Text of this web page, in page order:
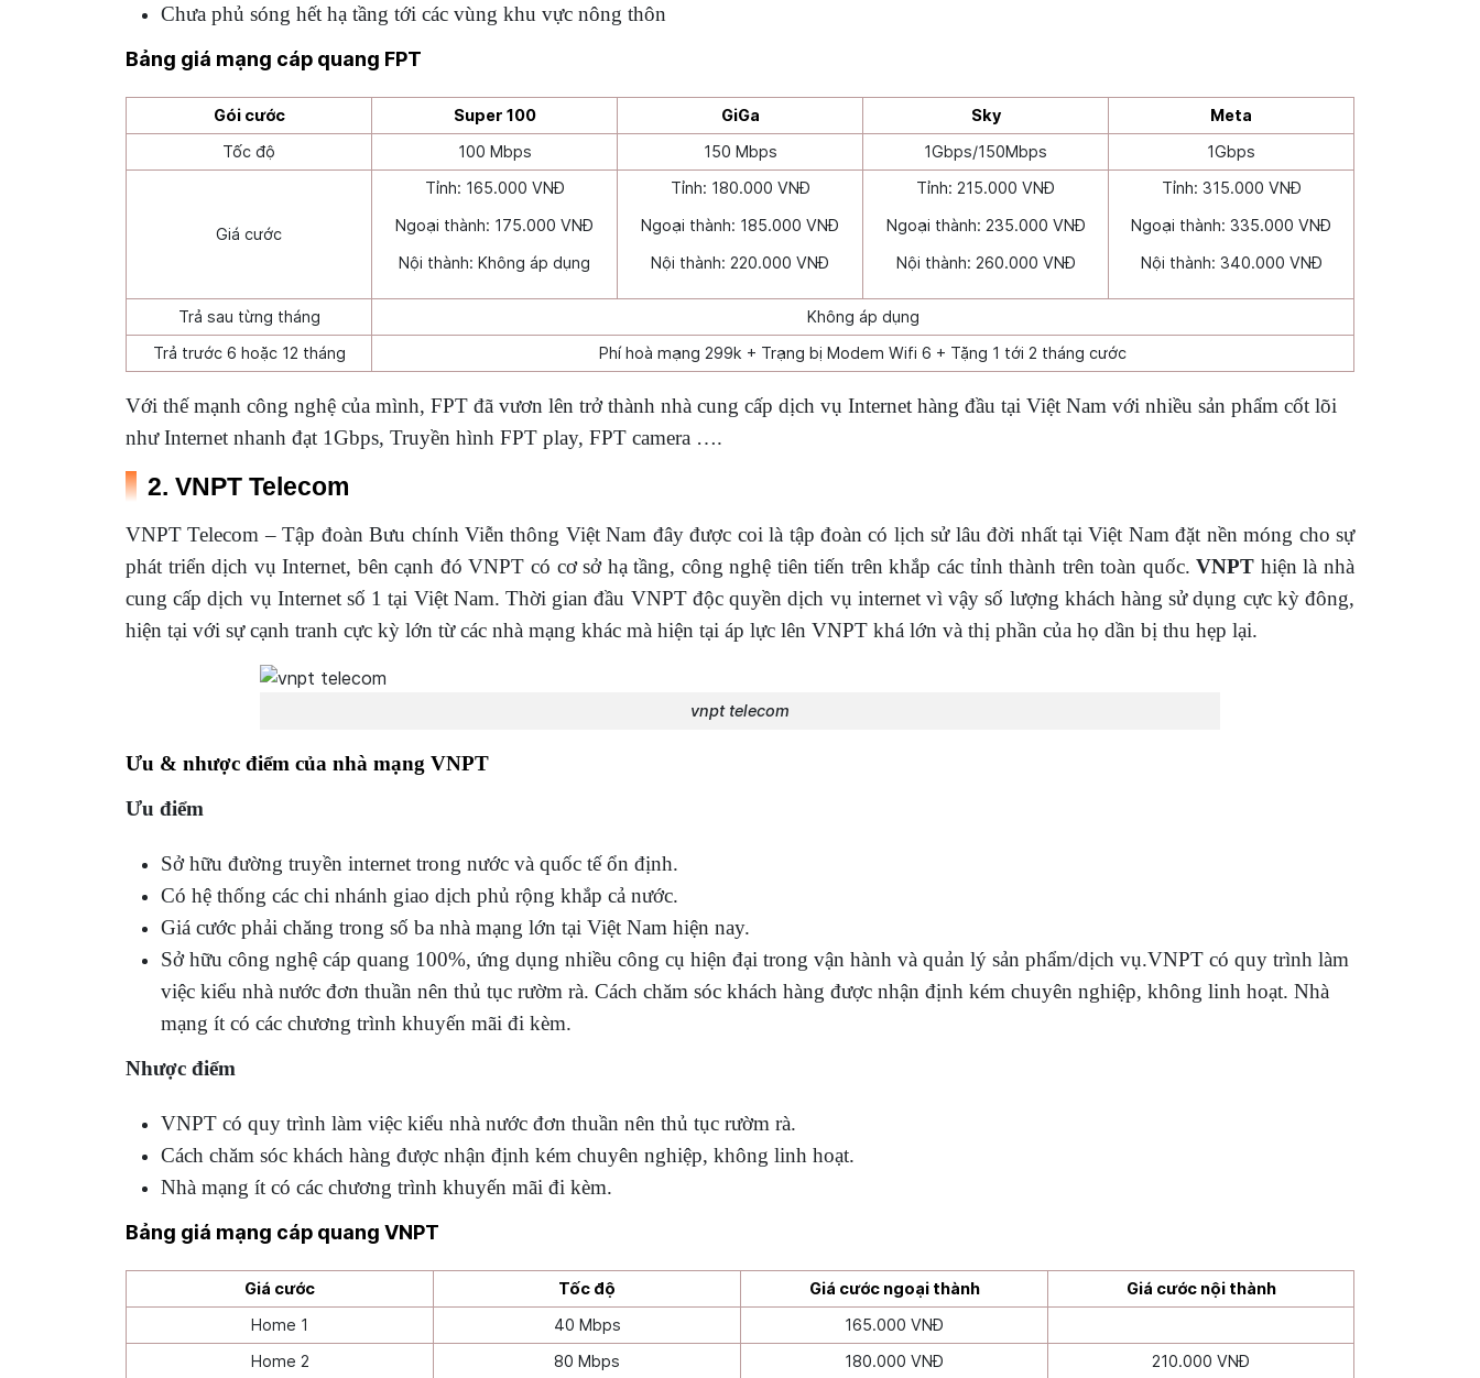
Chưa phủ sóng hết hạ tầng tới các vùng khu vực nông thôn
Bảng giá mạng cáp quang FPT
Gói cước Super 100 GiGa Sky
Meta
Tốc độ
100 Mbps 150 Mbps 1Gbps/150Mbps 1Gbps
Giá cước
Tỉnh: 165.000 VNĐ
Ngoại thành: 175.000 VNĐ
Nội thành: Không áp dụng
Tỉnh: 180.000 VNĐ
Ngoại thành: 185.000 VNĐ
Nội thành: 220.000 VNĐ
Tỉnh: 215.000 VNĐ
Ngoại thành: 235.000 VNĐ
Nội thành: 260.000 VNĐ
Tỉnh: 315.000 VNĐ
Ngoại thành: 335.000 VNĐ
Nội thành: 340.000 VNĐ
Trả sau từng tháng
Không áp dụng
Trả trước 6 hoặc 12 tháng
Phí hoà mạng 299k + Trạng bị Modem Wifi 6 + Tặng 1 tới 2 tháng cước
Với thế mạnh công nghệ của mình, FPT đã vươn lên trở thành nhà cung cấp dịch vụ Internet hàng đầu tại Việt Nam với nhiều sản phẩm cốt lõi
như Internet nhanh đạt 1Gbps, Truyền hình FPT play, FPT camera ….
2. VNPT Telecom
VNPT Telecom – Tập đoàn Bưu chính Viễn thông Việt Nam đây được coi là tập đoàn có lịch sử lâu đời nhất tại Việt Nam đặt nền móng cho sự
phát triển dịch vụ Internet, bên cạnh đó VNPT có cơ sở hạ tầng, công nghệ tiên tiến trên khắp các tỉnh thành trên toàn quốc.VNPT hiện là nhà
cung cấp dịch vụ Internet số 1 tại Việt Nam. Thời gian đầu VNPT độc quyền dịch vụ internet vì vậy số lượng khách hàng sử dụng cực kỳ đông,
hiện tại với sự cạnh tranh cực kỳ lớn từ các nhà mạng khác mà hiện tại áp lực lên VNPT khá lớn và thị phần của họ dần bị thu hẹp lại.
vnpt telecom
Ưu & nhược điểm của nhà mạng VNPT
Ưu điểm
Sở hữu đường truyền internet trong nước và quốc tế ổn định.
Có hệ thống các chi nhánh giao dịch phủ rộng khắp cả nước.
Giá cước phải chăng trong số ba nhà mạng lớn tại Việt Nam hiện nay.
Sở hữu công nghệ cáp quang 100%, ứng dụng nhiều công cụ hiện đại trong vận hành và quản lý sản phẩm/dịch vụ.VNPT có quy trình làm
việc kiểu nhà nước đơn thuần nên thủ tục rườm rà. Cách chăm sóc khách hàng được nhận định kém chuyên nghiệp, không linh hoạt. Nhà
mạng ít có các chương trình khuyến mãi đi kèm.
Nhược điểm
VNPT có quy trình làm việc kiểu nhà nước đơn thuần nên thủ tục rườm rà.
Cách chăm sóc khách hàng được nhận định kém chuyên nghiệp, không linh hoạt.
Nhà mạng ít có các chương trình khuyến mãi đi kèm.
Bảng giá mạng cáp quang VNPT
Giá cước Tốc độ Giá cước ngoại thành
Giá cước nội thành
Home 1
40 Mbps
165.000 VNĐ
Home 2
80 Mbps 180.000 VNĐ
210.000 VNĐ